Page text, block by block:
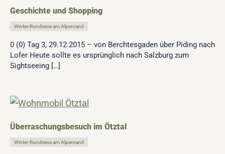
Geschichte und Shopping
Winter-Rundreise am Alpenrand
0 (0) Tag 3, 29.12.2015 – von Berchtesgaden über Piding nach
Lofer Heute sollte es ursprünglich nach Salzburg zum
Sightseeing […]
Überraschungsbesuch im Ötztal
Winter-Rundreise am Alpenrand